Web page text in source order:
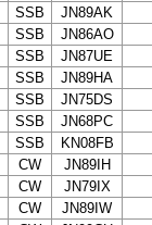
SSB
JN89AK
SSB
JN86AO
SSB
JN87UE
SSB
JN89HA
SSB
JN75DS
SSB
JN68PC
SSB
KN08FB
CW
JN89IH
CW
JN79IX
CW
JN89IW